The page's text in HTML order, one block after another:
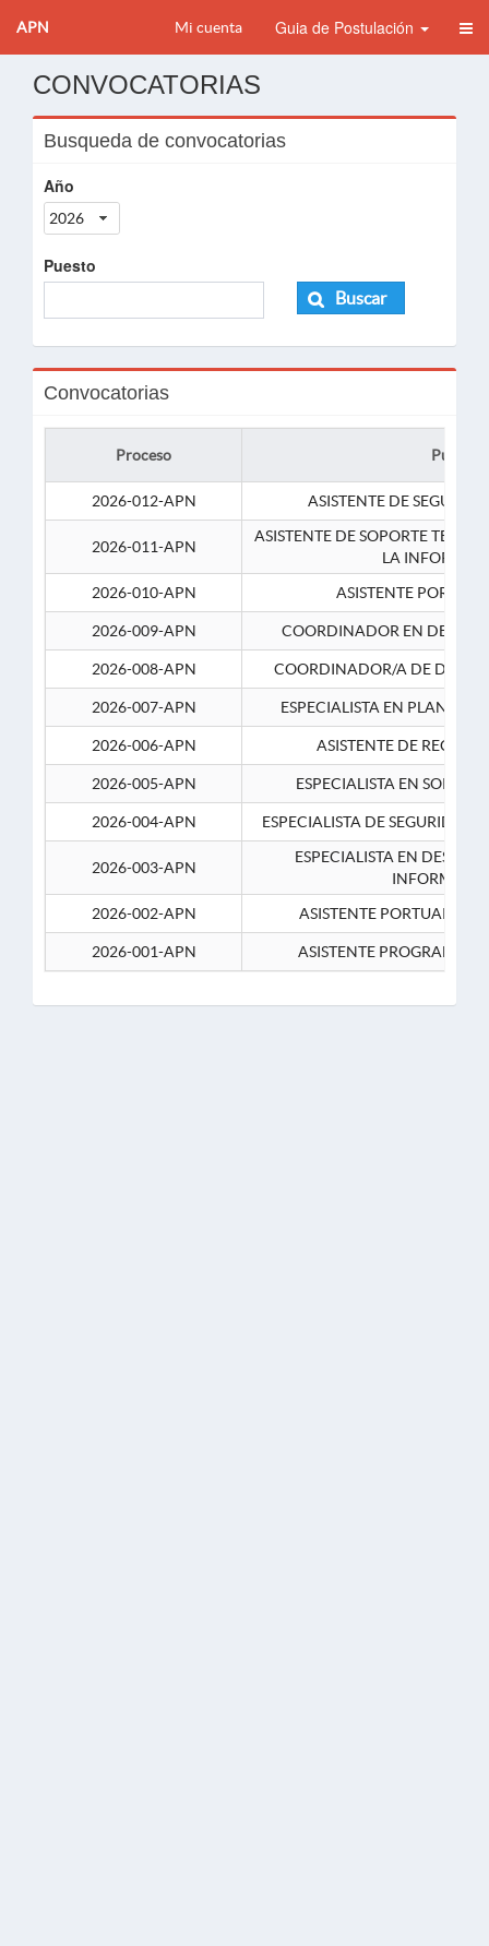
APN Mi cuenta Guia de Postulación
CONVOCATORIAS
Busqueda de convocatorias
Año
2026
Puesto
Buscar
Convocatorias
Proceso Puesto
2026-012-APN ASISTENTE DE
2026-011-APN
ASISTENTE DE SOPORTE
LA
2026-010-APN
ASISTENTE
2026-009-APN COORDINADOR EN
2026-008-APN COORDINADOR/A DE
2026-007-APN ESPECIALISTA EN
2026-006-APN ASISTENTE DE
2026-005-APN ESPECIALISTA EN
2026-004-APN ESPECIALISTA DE SEGURIDAD
2026-003-APN
ESPECIALISTA EN
2026-002-APN
ASISTENTE PORTUARIO 2-
2026-001-APN ASISTENTE